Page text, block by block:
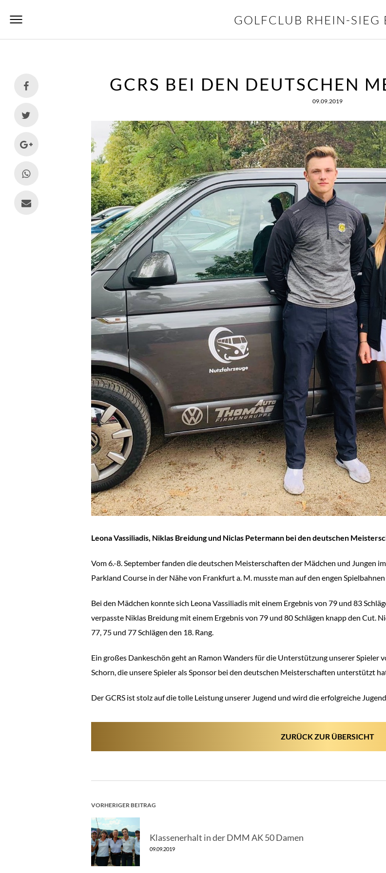
GOLFCLUB RHEIN-SIEG
GCRS BEI DEN DEUTSCHEN
09.09.2019
Leona Vassiliadis, Niklas Breidung und Niclas Petermann bei den deutschen
Vom 6.-8. September fanden die deutschen Meisterschaften der Mädchen und Jungen
Parkland Course in der Nähe von Frankfurt a. M. musste man auf den engen
Bei den Mädchen konnte sich Leona Vassiliadis mit einem Ergebnis von 79 und 83
verpasste Niklas Breidung mit einem Ergebnis von 79 und 80 Schlägen knapp den Cut.
77, 75 und 77 Schlägen den 18. Rang.
Ein großes Dankeschön geht an Ramon Wanders für die Unterstützung unserer
Schorn, die unsere Spieler als Sponsor bei den deutschen Meisterschaften unterstützt
Der GCRS ist stolz auf die tolle Leistung unserer Jugend und wird die erfolgreiche
ZURÜCK ZUR ÜBERSICHT
BEITRAGSNAVIGATION
VORHERIGER BEITRAG
Klassenerhalt in der DMM AK 50 Damen
09.09.2019